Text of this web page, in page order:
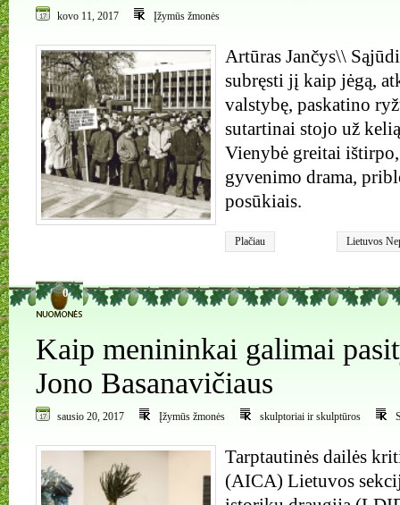
kovo 11, 2017 Įžymūs žmonės
Artūras Jančys\\
subręsti jį kaip jėgą,
valstybę, paskatino
sutartinai stojo už
Vienybė greitai
gyvenimo drama,
posūkiais.
Plačiau
Lietuvos
0
Kaip menininkai galimai
Jono Basanavičiaus
sausio 20, 2017 Įžymūs žmonės skulptoriai ir skulptūros
Tarptautinės dailės
(AICA) Lietuvos